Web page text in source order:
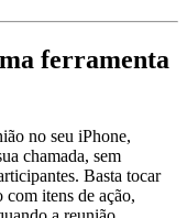
ferramenta
no seu iPhone,
chamada, sem
Basta tocar
com itens de ação,